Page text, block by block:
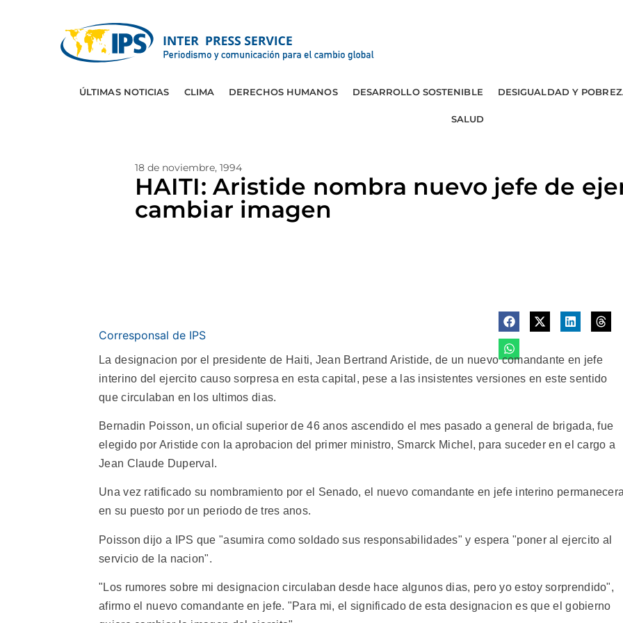
ÚLTIMAS NOTICIAS CLIMA DERECHOS HUMANOS DESARROLLO SOSTENIBLE DESIGUALDAD Y
SALUD
18 de noviembre, 1994
HAITI: Aristide nombra nuevo jefe de
cambiar imagen
Corresponsal de IPS
La designacion por el presidente de Haiti, Jean Bertrand Aristide, de un nuevo comandante en jefe
interino del ejercito causo sorpresa en esta capital, pese a las insistentes versiones en este sentido
que circulaban en los ultimos dias.
Bernadin Poisson, un oficial superior de 46 anos ascendido el mes pasado a general de brigada, fue
elegido por Aristide con la aprobacion del primer ministro, Smarck Michel, para suceder en el cargo a
Jean Claude Duperval.
Una vez ratificado su nombramiento por el Senado, el nuevo comandante en jefe interino
en su puesto por un periodo de tres anos.
Poisson dijo a IPS que "asumira como soldado sus responsabilidades" y espera "poner al ejercito al
servicio de la nacion".
"Los rumores sobre mi designacion circulaban desde hace algunos dias, pero yo estoy sorprendido",
afirmo el nuevo comandante en jefe. "Para mi, el significado de esta designacion es que el gobierno